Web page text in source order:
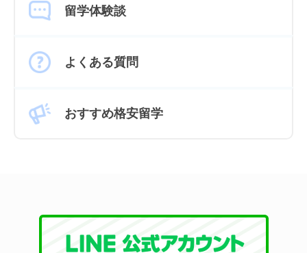
留学体験談
よくある質問
おすすめ格安留学